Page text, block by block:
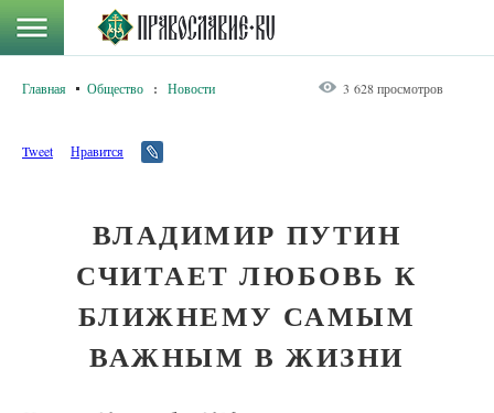
Главная Общество : Новости 3 628 просмотров
Tweet Нравится
ВЛАДИМИР ПУТИН
СЧИТАЕТ ЛЮБОВЬ К
БЛИЖНЕМУ САМЫМ
ВАЖНЫМ В ЖИЗНИ